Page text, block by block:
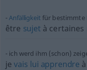
Anfälligkeit für bestimmte
être sujet à certaines
ich werd ihm (schon)
jevais lui apprendre à